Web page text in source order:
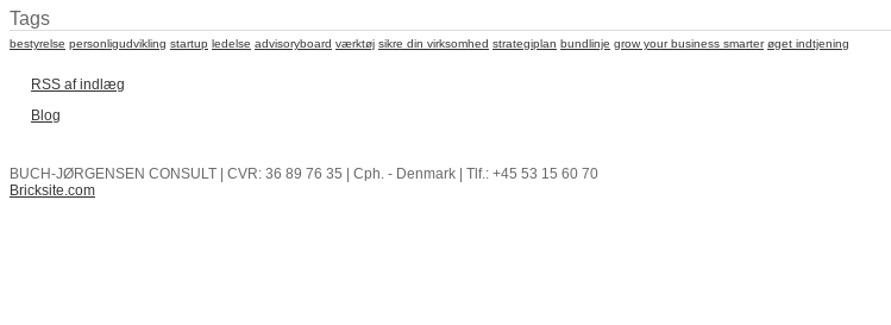
Tags
bestyrelse personligudvikling startup ledelse advisoryboard værktøj sikre din virksomhed strategiplan bundlinje grow your business smarter øget indtjening
RSS af indlæg
Blog
BUCH-JØRGENSEN CONSULT | CVR: 36 89 76 35 | Cph. - Denmark | Tlf.: +45 53 15 60 70
Bricksite.com